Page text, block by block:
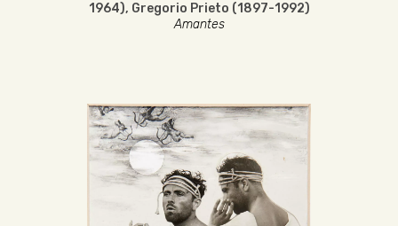
1964), Gregorio Prieto (1897-1992)
Amantes